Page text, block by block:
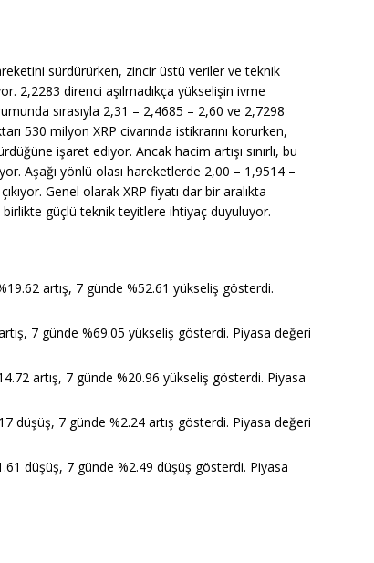
sürdürürken, zincir üstü veriler ve teknik
2,2283 direnci aşılmadıkça yükselişin ivme
sırasıyla 2,31 – 2,4685 – 2,60 ve 2,7298
530 milyon XRP civarında istikrarını korurken,
işaret ediyor. Ancak hacim artışı sınırlı, bu
Aşağı yönlü olası hareketlerde 2,00 – 1,9514 –
Genel olarak XRP fiyatı dar bir aralıkta
birlikte güçlü teknik teyitlere ihtiyaç duyuluyor.
artış, 7 günde %52.61 yükseliş gösterdi.
7 günde %69.05 yükseliş gösterdi. Piyasa değeri
artış, 7 günde %20.96 yükseliş gösterdi. Piyasa
düşüş, 7 günde %2.24 artış gösterdi. Piyasa değeri
düşüş, 7 günde %2.49 düşüş gösterdi. Piyasa